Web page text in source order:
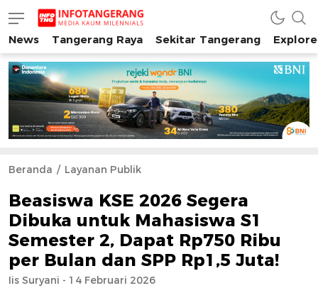
INFO TANGERANG
Media Kaum Millenials Tangerang Raya
News Tangerang Raya Sekitar Tangerang
Beranda Layanan Publik
Beasiswa KSE 2026 Segera
Dibuka untuk Mahasiswa S1
Semester 2, Dapat Rp750 Ribu
per Bulan dan SPP Rp1,5 Juta!
Iis Suryani - 14 Februari 2026